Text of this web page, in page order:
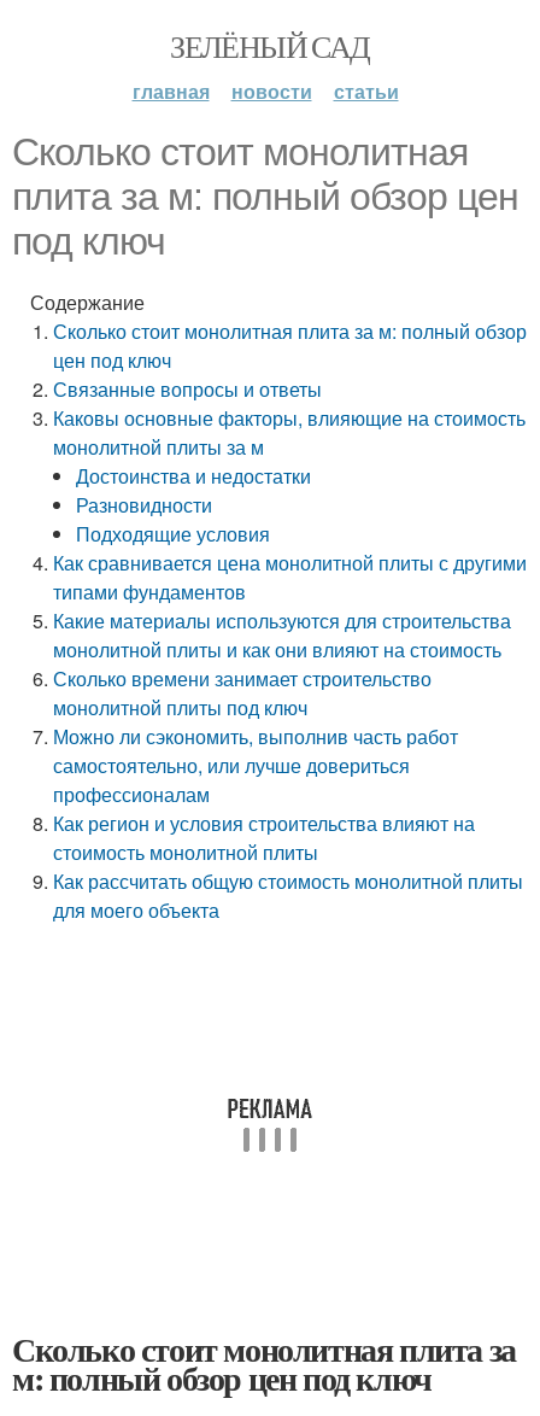
ЗЕЛЁНЫЙ САД
главная новости статьи
Сколько стоит монолитная
плита за м: полный обзор цен
под ключ
Содержание
Сколько стоит монолитная плита за м: полный обзор
цен под ключ
Связанные вопросы и ответы
Каковы основные факторы, влияющие на стоимость
монолитной плиты за м
Достоинства и недостатки
Разновидности
Подходящие условия
Как сравнивается цена монолитной плиты с другими
типами фундаментов
Какие материалы используются для строительства
монолитной плиты и как они влияют на стоимость
Сколько времени занимает строительство
монолитной плиты под ключ
Можно ли сэкономить, выполнив часть работ
самостоятельно, или лучше довериться
профессионалам
Как регион и условия строительства влияют на
стоимость монолитной плиты
Как рассчитать общую стоимость монолитной плиты
для моего объекта
Сколько стоит монолитная плита за
м: полный обзор цен под ключ